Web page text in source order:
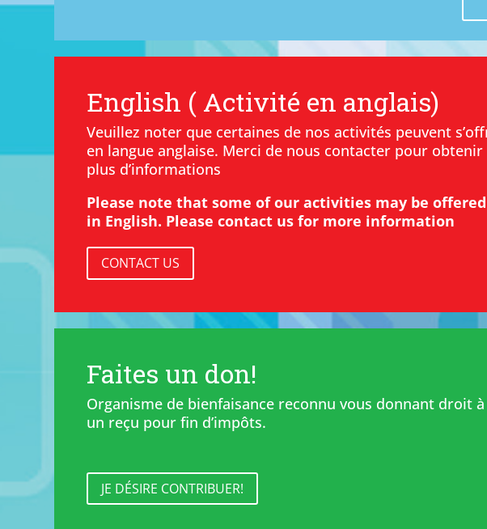
English ( Activité en anglais)
Veuillez noter que certaines de nos activités peuvent
en langue anglaise. Merci de nous contacter pour obtenir
plus d’informations
Please note that some of our activities may be offered
in English. Please contact us for more information
CONTACT US
Faites un don!
Organisme de bienfaisance reconnu vous donnant droit à
un reçu pour fin d’impôts.
JE DÉSIRE CONTRIBUER!